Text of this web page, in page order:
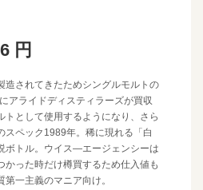
円
造されてきたためシングルモルトの
アライドディスティラーズが買収
トとして使用するようになり、さら
スペック1989年。稀に現れる「白
ボトル。ウイス―エージェンシーは
かった時だけ樽買するため仕入値も
一主義のマニア向け。